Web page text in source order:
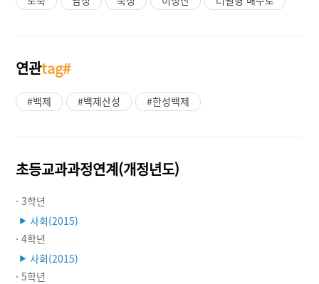
연관tag#
#백제 #백제산성 #한성백제
초등교과과정연계(개정년도)
· 3학년
▶ 사회(2015)
· 4학년
▶ 사회(2015)
· 5학년